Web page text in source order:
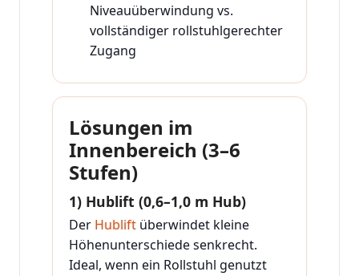
Niveauüberwindung vs.
vollständiger rollstuhlgerechter
Zugang
Lösungen im
Innenbereich (3–6
Stufen)
1) Hublift (0,6–1,0 m Hub)
Der Hublift überwindet kleine
Höhenunterschiede senkrecht.
Ideal, wenn ein Rollstuhl genutzt